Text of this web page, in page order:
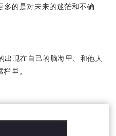
多的是对未来的迷茫和不确
出现在自己的脑海里、和他人
里。